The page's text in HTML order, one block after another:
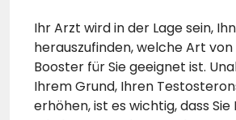
Ihr Arzt wird in der Lage sein,
herauszufinden, welche Art
Booster für Sie geeignet ist.
Ihrem Grund, Ihren
erhöhen, ist es wichtig, dass